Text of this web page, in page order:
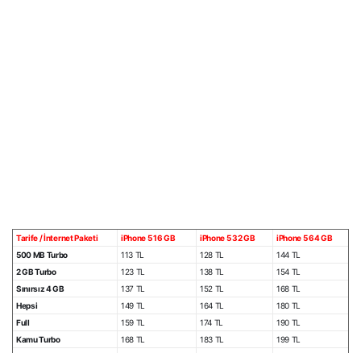
Tarife / İnternet Paketi iPhone 5 16 GB​ iPhone 5 32 GB​
iPhone 5 64 GB​​
​500 MB Turbo
​113 TL ​ 128 TL
​144 TL
​2 GB Turbo ​
123 TL ​138 TL
​154 TL
​Sınırsız 4 GB
​137 TL ​152 TL
​168 TL
​Hepsi ​
149 TL ​164 TL
​180 TL
​Full
​159 TL ​174 TL
190 TL
​Kamu Turbo
​​168 TL ​183 TL
​199 TL